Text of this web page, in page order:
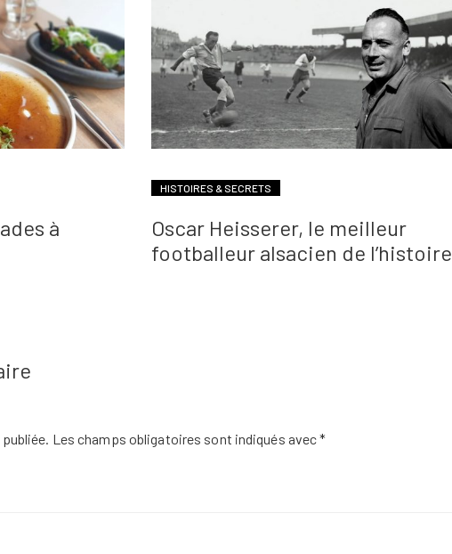
à
HISTOIRES & SECRETS
Oscar Heisserer, le meilleur
footballeur alsacien de l’histoire
Les champs obligatoires sont indiqués avec*